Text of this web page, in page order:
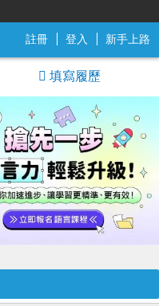
註冊 登入 新手上路
填寫履歷